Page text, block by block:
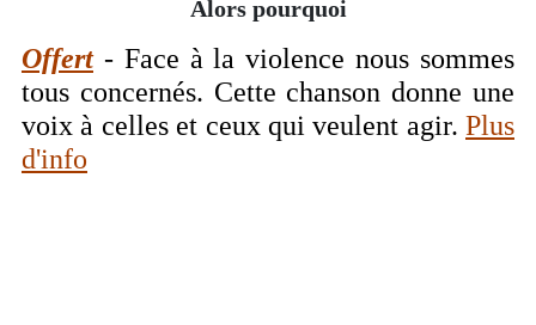
Alors pourquoi
Offert- Face à la violence nous sommes
tous concernés. Cette chanson donne une
voix à celles et ceux qui veulent agir. Plus
d'info